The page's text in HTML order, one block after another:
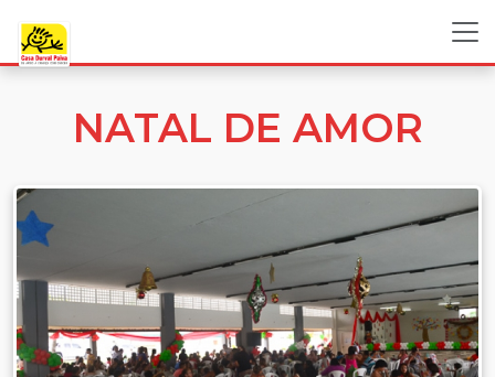
NATAL DE AMOR